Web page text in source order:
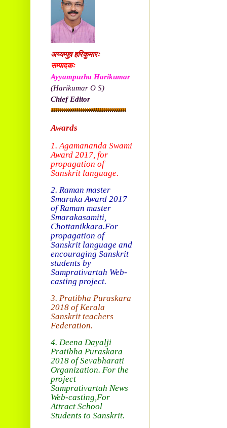
अय्यम्पुष़ हरिकुमारः
सम्पादकः
Ayyampuzha Harikumar
(Harikumar O S)
Chief Editor
Awards
1. Agamananda Swami
Award 2017, for
propagation of
Sanskrit language.
2. Raman master
Smaraka Award 2017
of Raman master
Smarakasamiti,
Chottanikkara.For
propagation of
Sanskrit language and
encouraging Sanskrit
students by
Samprativartah Web-
casting project.
3. Pratibha Puraskara
2018 ofKerala
Sanskrit teachers
Federation.
4. Deena Dayalji
Pratibha Puraskara
2018 of Sevabharati
Organization. For the
project
Samprativartah News
Web-casting,For
Attract School
Students to Sanskrit.